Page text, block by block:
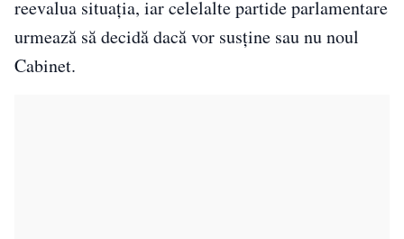
reevalua situația, iar celelalte partide parlamentare
urmează să decidă dacă vor susține sau nu noul
Cabinet.